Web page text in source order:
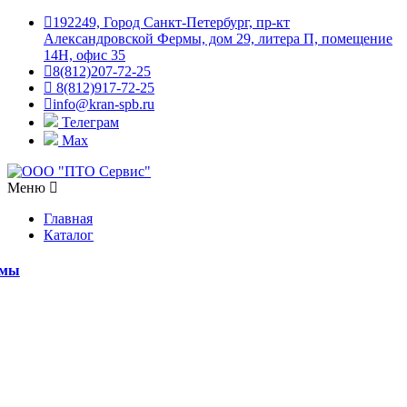
192249, Город Санкт-Петербург, пр-кт
Александровской Фермы, дом 29, литера П, помещение
14Н, офис 35
8(812)207-72-25
8(812)917-72-25
info@kran-spb.ru
Телеграм
Max
Меню
Главная
Каталог